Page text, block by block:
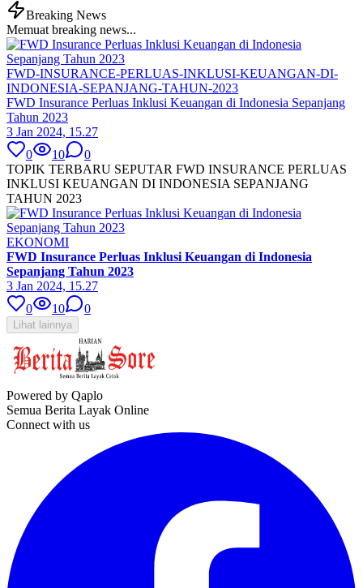
Breaking News
Memuat breaking news...
FWD-INSURANCE-PERLUAS-INKLUSI-KEUANGAN-DI-
INDONESIA-SEPANJANG-TAHUN-2023
FWD Insurance Perluas Inklusi Keuangan di Indonesia Sepanjang
Tahun 2023
3 Jan 2024, 15.27
0
10
0
TOPIK TERBARU SEPUTAR FWD INSURANCE PERLUAS
INKLUSI KEUANGAN DI INDONESIA SEPANJANG
TAHUN 2023
EKONOMI
FWD Insurance Perluas Inklusi Keuangan di Indonesia
Sepanjang Tahun 2023
3 Jan 2024, 15.27
0
10 0
Lihat lainnya
Powered by Qaplo
Semua Berita Layak Online
Connect with us